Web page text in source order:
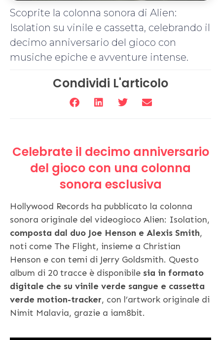
Scoprite la colonna sonora di Alien:
Isolation su vinile e cassetta, celebrando il
decimo anniversario del gioco con
musiche epiche e avventure intense.
Condividi L'articolo
Celebrate il decimo anniversario
del gioco con una colonna
sonora esclusiva
Hollywood Records ha pubblicato la colonna
sonora originale del videogioco Alien: Isolation,
composta dal duo Joe Henson e Alexis Smith,
noti come The Flight, insieme a Christian
Henson e con temi di Jerry Goldsmith. Questo
album di 20 tracce è disponibile sia in formato
digitale che su vinile verde sangue e cassetta
verde motion-tracker, con l’artwork originale di
Nimit Malavia, grazie a iam8bit.